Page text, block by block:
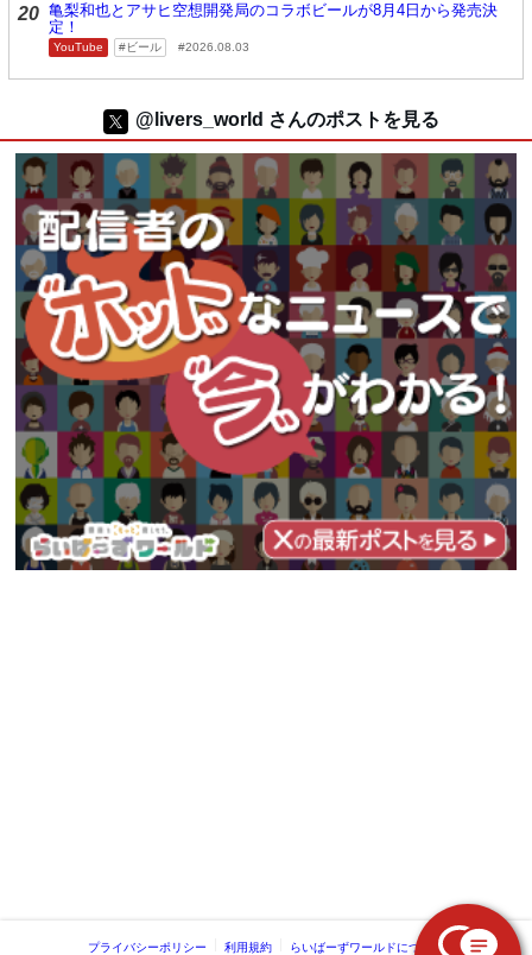
20 亀梨和也とアサヒ空想開発局のコラボビールが8月4日から発売決
定！
YouTube ビール 2026.08.03
@livers_world さんのポストを見る
プライバシーポリシー 利用規約 らいばーずワールドについて